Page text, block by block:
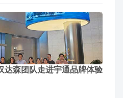
达森团队走进宇通品牌体验